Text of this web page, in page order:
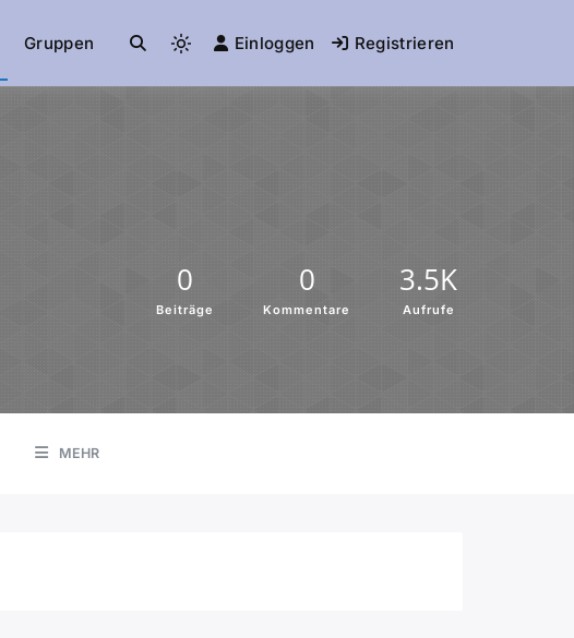
Gruppen Einloggen Registrieren
0
Beiträge
0
Kommentare
3.5K
Aufrufe
MEHR